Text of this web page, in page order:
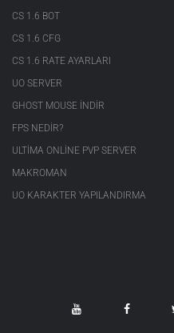
CS 1.6 BOT
CS 1.6 CFG
CS 1.6 RATE AYARLARI
UO SERVER
GHOST MOUSE INDIR
FPS NEDIR?
ULTIMA ONLINE PVP SERVER
MAKROMAN
UO KARAKTER YAPILANDIRMA